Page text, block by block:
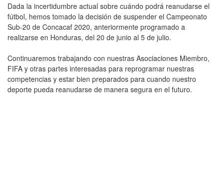
Dada la incertidumbre actual sobre cuándo podrá reanudarse el
fútbol, hemos tomado la decisión de suspender el Campeonato
Sub-20 de Concacaf 2020, anteriormente programado a
realizarse en Honduras, del 20 de junio al 5 de julio.
Continuaremos trabajando con nuestras Asociaciones Miembro,
FIFA y otras partes interesadas para reprogramar nuestras
competencias y estar bien preparados para cuando nuestro
deporte pueda reanudarse de manera segura en el futuro.